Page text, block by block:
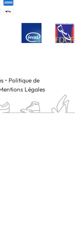
• Politique de
Légales